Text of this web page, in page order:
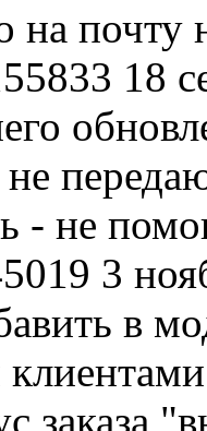
на почту
18
- не
3
в
заказа